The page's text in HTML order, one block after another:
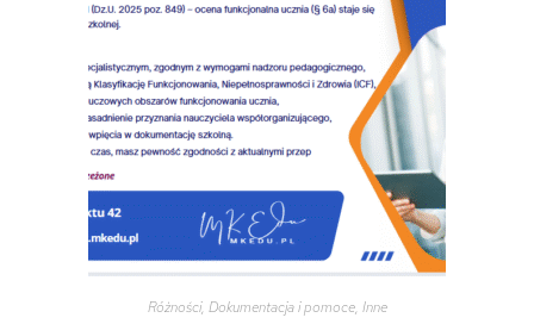
Różności, Dokumentacja i pomoce, Inne